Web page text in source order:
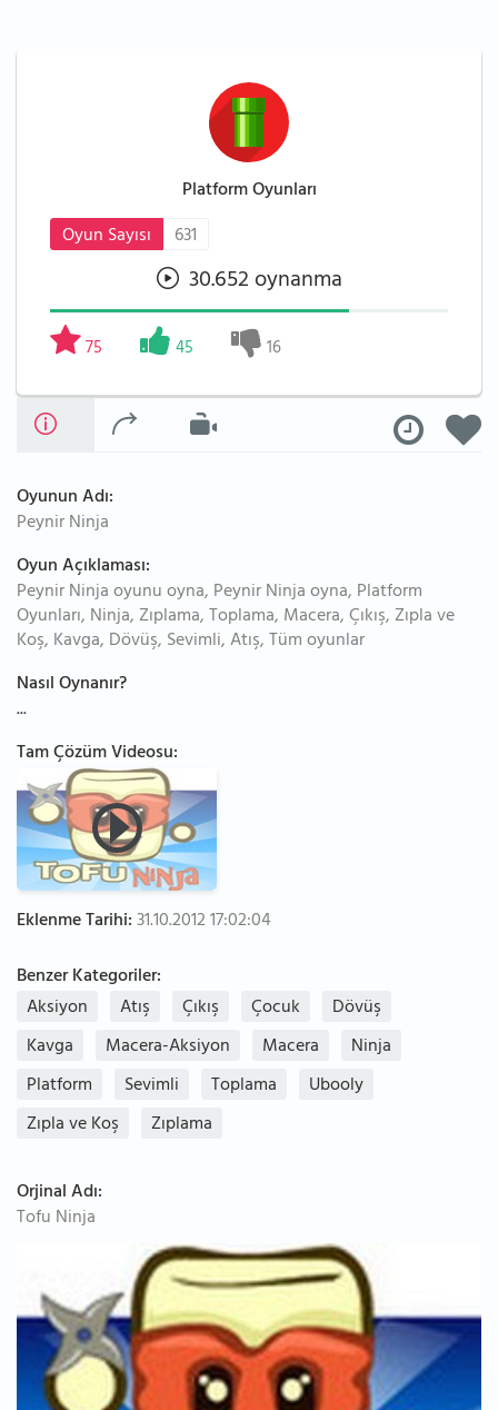
Platform Oyunları
Oyun Sayısı
631
30.652 oynanma
75 45 16
Oyunun Adı:
Peynir Ninja
Oyun Açıklaması:
Peynir Ninja oyunu oyna, Peynir Ninja oyna, Platform
Oyunları, Ninja, Zıplama, Toplama, Macera, Çıkış, Zıpla ve
Koş, Kavga, Dövüş, Sevimli, Atış, Tüm oyunlar
Nasıl Oynanır?
...
Tam Çözüm Videosu:
Eklenme Tarihi:31.10.2012 17:02:04
Benzer Kategoriler:
Aksiyon
Atış Çıkış Çocuk
Dövüş
Kavga
Macera-Aksiyon Macera
Ninja
Platform
Sevimli Toplama
Ubooly
Zıpla ve Koş
Zıplama
Orjinal Adı:
Tofu Ninja